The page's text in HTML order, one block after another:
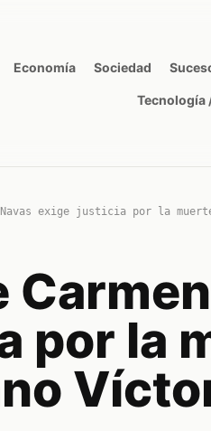
Economía Sociedad
Tecnología
Navas exige justicia por la
por la